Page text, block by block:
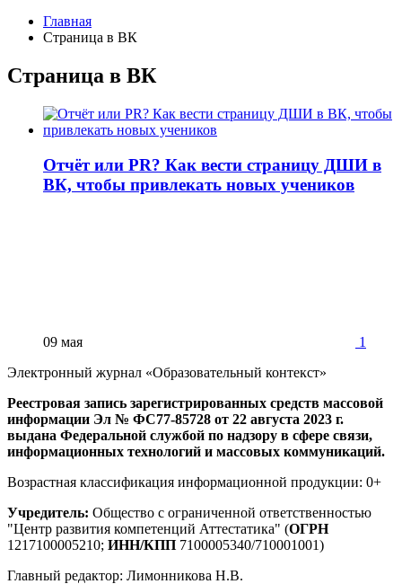
Главная
Страница в ВК
Страница в ВК
Отчёт или PR? Как вести страницу ДШИ в
ВК, чтобы привлекать новых учеников
09 мая
1
Электронный журнал «Образовательный контекст»
Реестровая запись зарегистрированных средств массовой
информации Эл № ФС77-85728 от 22 августа 2023 г.
выдана Федеральной службой по надзору в сфере связи,
информационных технологий и массовых коммуникаций.
Возрастная классификация информационной продукции: 0+
Учредитель: Общество с ограниченной ответственностью
"Центр развития компетенций Аттестатика" (ОГРН
1217100005210; ИНН/КПП 7100005340/710001001)
Главный редактор: Лимонникова Н.В.